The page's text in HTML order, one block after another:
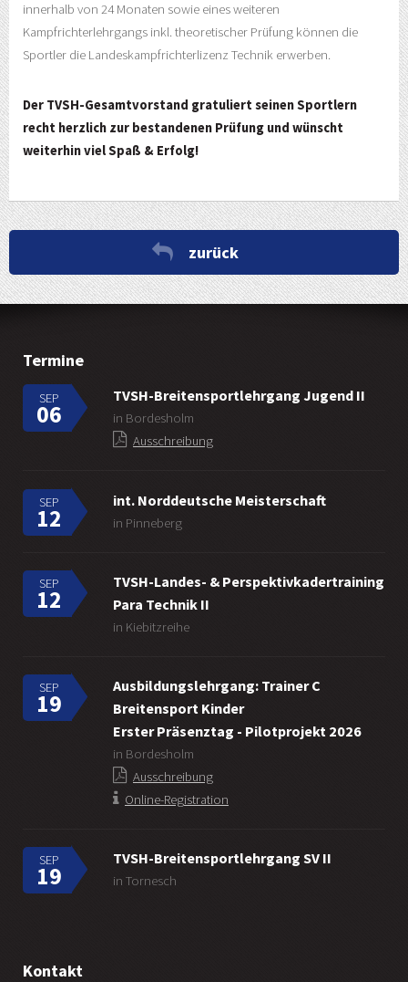
innerhalb von 24 Monaten sowie eines weiteren
Kampfrichterlehrgangs inkl. theoretischer Prüfung können die
Sportler die Landeskampfrichterlizenz Technik erwerben.
Der TVSH-Gesamtvorstand gratuliert seinen Sportlern
recht herzlich zur bestandenen Prüfung und wünscht
weiterhin viel Spaß & Erfolg!
zurück
Termine
SEP
06
TVSH-Breitensportlehrgang Jugend II
in Bordesholm
Ausschreibung
SEP
12
int. Norddeutsche Meisterschaft
in Pinneberg
SEP
12
TVSH-Landes- & Perspektivkadertraining
Para Technik II
in Kiebitzreihe
SEP
19
Ausbildungslehrgang: Trainer C
Breitensport Kinder
Erster Präsenztag - Pilotprojekt 2026
in Bordesholm
Ausschreibung
Online-Registration
SEP
19
TVSH-Breitensportlehrgang SV II
in Tornesch
Kontakt